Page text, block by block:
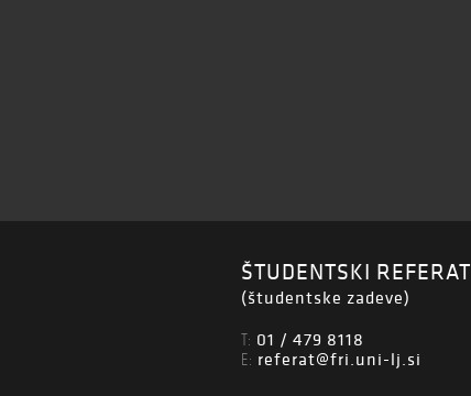
ŠTUDENTSKI REFERAT
(študentske zadeve)
T: 01 / 479 8118
E: referat@fri.uni-lj.si